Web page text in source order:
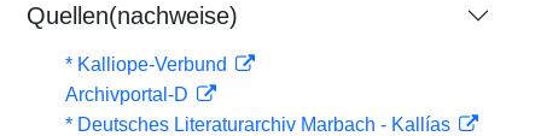
Quellen(nachweise)
* Kalliope-Verbund
Archivportal-D
* Deutsches Literaturarchiv Marbach - Kallías